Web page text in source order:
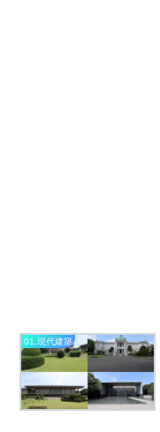
01.現代建築